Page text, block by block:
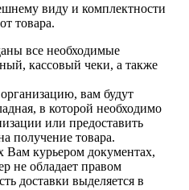
виду и комплектности
товара.
все необходимые
кассовый чеки, а также
вам будут
в которой необходимо
или предоставить
получение товара.
Вам курьером документах,
не обладает правом
доставки выделяется в